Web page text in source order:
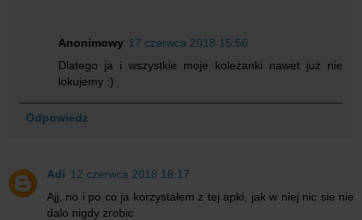
Anonimowy 17 czerwca 2018 15:56
Dlatego ja i wszystkie moje koleżanki nawet już nie
lokujemy :)
Odpowiedz
Adi 12 czerwca 2018 18:17
Ajj, no i po co ja korzystałem z tej apki, jak w niej nic sie nie
dalo nigdy zrobic